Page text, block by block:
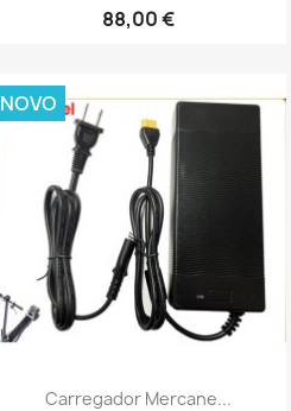
88,00 €
Vista rápida
Carregador Mercane...
NOVO